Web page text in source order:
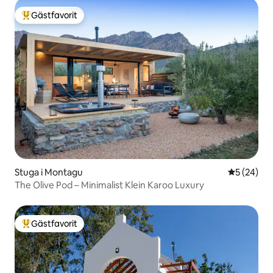
Populär gästfavorit
Gästfavorit
Stuga i Montagu 5 av 5 i
5 (24)
The Olive Pod – Minimalist Klein Karoo Luxury
Populär gästfavorit
Gästfavorit